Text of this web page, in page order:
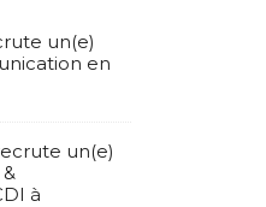
un(e)
en
un(e)
à